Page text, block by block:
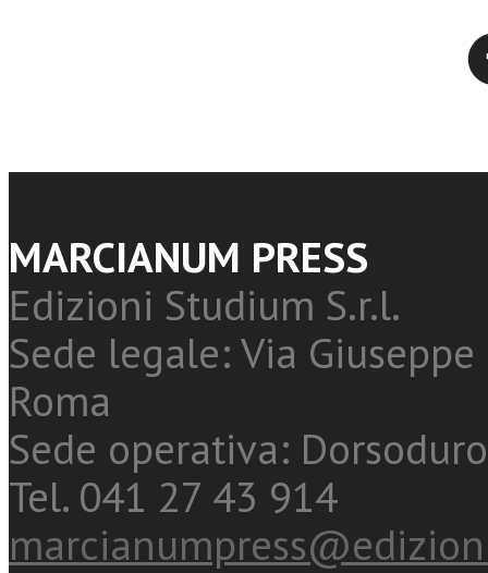
MARCIANUM PRESS
Edizioni Studium S.r.l.
Sede legale: Via
Roma
Sede operativa:
Tel. 041 27 43 914